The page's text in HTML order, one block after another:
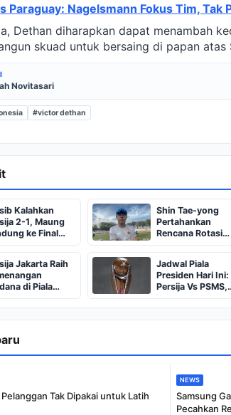
Paraguay: Nagelsmann Fokus Tim, Tak
Dethan diharapkan dapat menambah
skuad untuk bersaing di papan
Novitasari
#victor dethan
Kalahkan
2-1, Maung
ke Final
Presiden 2026
Shin Tae-yong
Pertahankan
Rencana Rotasi
Pemain Jelang
Persija vs Persib
Jakarta Raih
di Piala
2026
Jadwal Piala
Presiden Hari Ini:
Persija Vs PSMS,
Persebaya Vs
FC
Tak Dipakai untuk Latih
NEWS
Samsung
Pecahkan